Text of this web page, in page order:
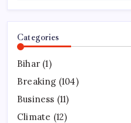
Categories
Bihar (1)
Breaking (104)
Business (11)
Climate (12)